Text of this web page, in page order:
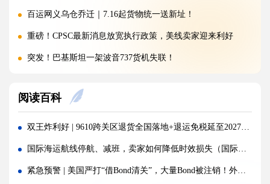
百运网义乌仓乔迁｜7.16起货物统一送新址！
重磅！CPSC最新消息放宽执行政策，美线卖家迎来利好
突发！巴基斯坦一架波音737货机失联！
海运价格九连涨，外贸企业称一周一涨扛不住!
警报!美国海关连发四道“封杀令”，你的货还能顺利进美国吗?
百运网邀您来上海双年展逛展领钱啦！
百运网端午假期不打烊，各仓收发货安排速看！
阅读百科
双王炸利好 | 9610跨关区退货全国落地+退运免税延至2027，真金白银减负
国际海运航线停航、减班，卖家如何降低时效损失（国际海运干货知识分享）
紧急预警 | 美国严打“借Bond清关”，大量Bond被注销！外贸人保命指南速存